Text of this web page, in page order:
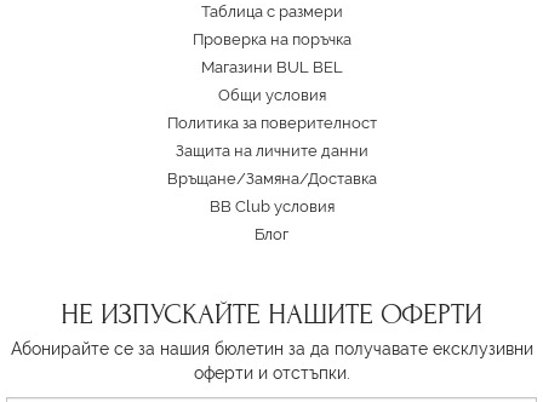
Таблица с размери
Проверка на поръчка
Магазини BUL BEL
Oбщи условия
Политика за поверителност
Защита на личните данни
Връщане/Замяна/Доставка
BB Club условия
Блог
НЕ ИЗПУСКАЙТЕ НАШИТЕ ОФЕРТИ
Абонирайте се за нашия бюлетин за да получавате ексклузивни
оферти и отстъпки.